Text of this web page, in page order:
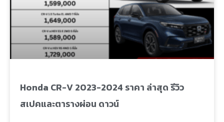
Honda CR-V 2023-2024 ราคา ล่าสุด รีวิว
สเปคและตารางผ่อน ดาวน์